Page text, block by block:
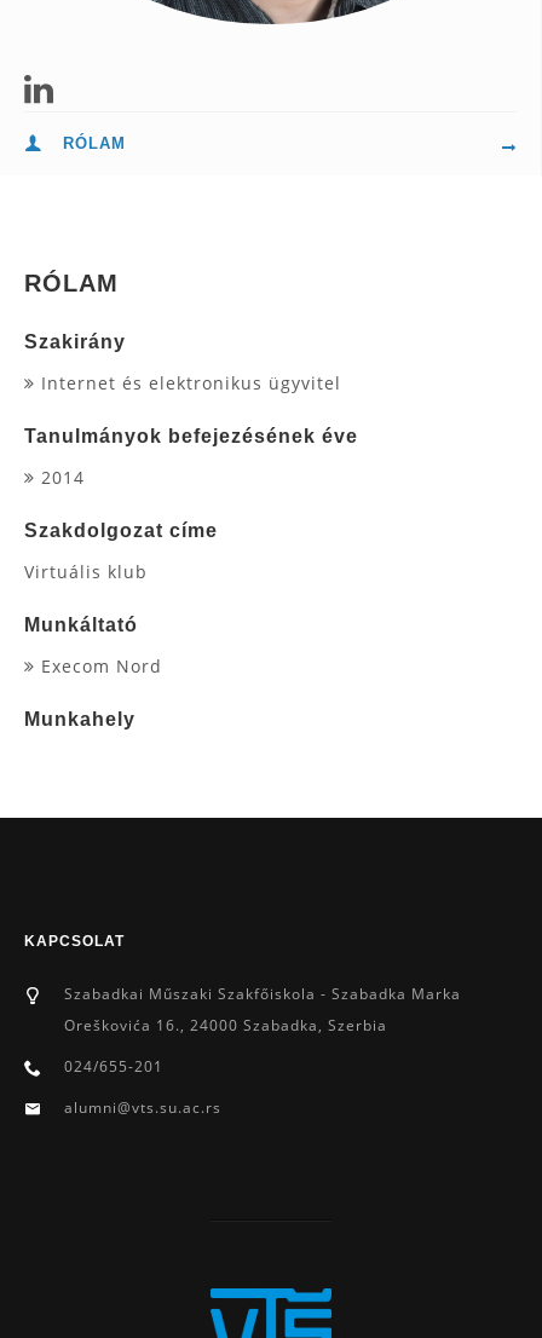
RÓLAM
RÓLAM
Szakirány
Internet és elektronikus ügyvitel
Tanulmányok befejezésének éve
2014
Szakdolgozat címe
Virtuális klub
Munkáltató
Execom Nord
Munkahely
KAPCSOLAT
Szabadkai Műszaki Szakfőiskola - Szabadka Marka
Oreškovića 16., 24000 Szabadka, Szerbia
024/655-201
alumni@vts.su.ac.rs